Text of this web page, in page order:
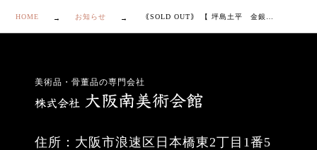
HOME お知らせ
美術品・骨董品の専門会社
住所：大阪市浪速区日本橋東2丁目1番5